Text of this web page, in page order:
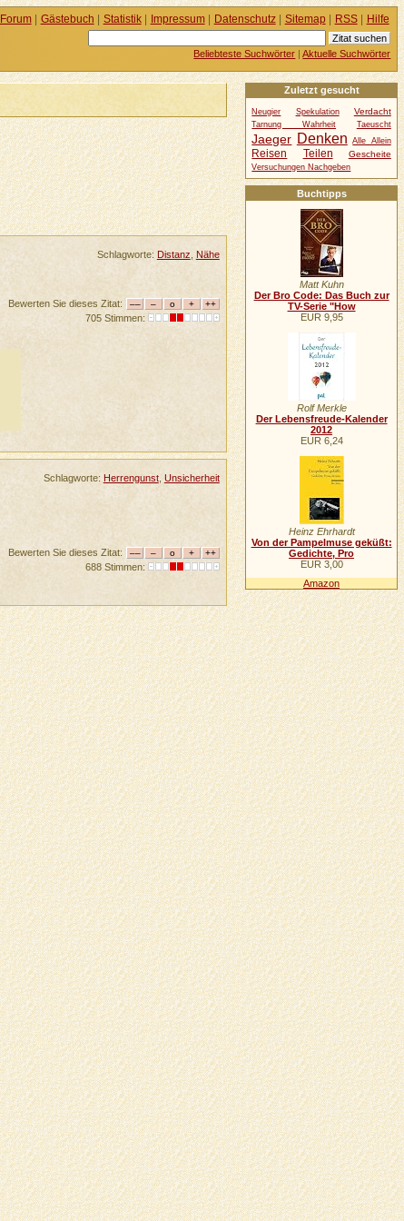
Schlagworte: Distanz Nähe
Bewerten Sie dieses Zitat:
705 Stimmen:
Schlagworte: Herrengunst, Unsicherheit
Bewerten Sie dieses Zitat:
688 Stimmen:
Zuletzt gesucht
Neugier Spekulation Verdacht
Tarnung Wahrheit Taeuscht
Jaeger Denken Alle Allein
Reisen Teilen Gescheite
Versuchungen Nachgeben
Buchtipps
Matt Kuhn
Der Bro Code: Das Buch zur
TV-Serie "How
EUR 9,95
Rolf Merkle
Der Lebensfreude-Kalender
2012
EUR 6,24
Heinz Ehrhardt
Von der Pampelmuse geküßt:
Gedichte, Pro
EUR 3,00
Amazon
Forum| Gästebuch | Statistik| Impressum| Datenschutz| Sitemap| RSS| Hilfe
Beliebteste Suchwörter |Aktuelle Suchwörter